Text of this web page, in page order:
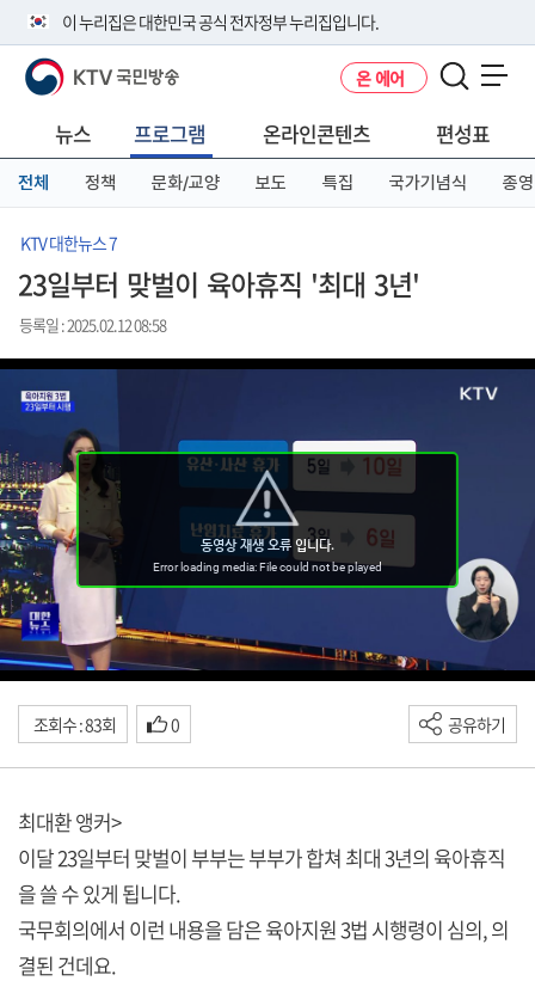
이 누리집은 대한민국 공식 전자정부 누리집입니다.
공식 누리집 주소 확인하기
니다.
이밖에 or.kr 또는 .kr등 다른 도메인 주소를 사용하고 있다면 아래 URL에
서 도메인 주소를 확인해 보세요
KTV 국민방송 온 에어
뉴스 프로그램 온라인콘텐츠 편성표
전체 정책 문화/교양 보도 특집 국가기념식 종영
KTV 대한뉴스 7
23일부터 맞벌이 육아휴직 '최대 3년'
등록일 : 2025.02.12 08:58
조회수 : 83회 0 공유하기
최대환 앵커>
이달 23일부터 맞벌이 부부는 부부가 합쳐 최대 3년의 육아휴직
을 쓸 수 있게 됩니다.
국무회의에서 이런 내용을 담은 육아지원 3법 시행령이 심의, 의
결된 건데요.